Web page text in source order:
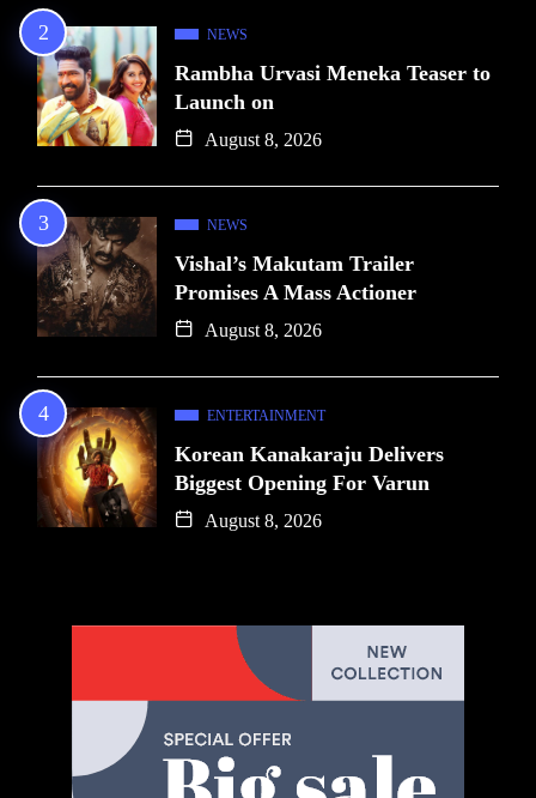
NEWS
Rambha Urvasi Meneka Teaser to
Launch on
August 8, 2026
NEWS
Vishal’s Makutam Trailer
Promises A Mass Actioner
August 8, 2026
ENTERTAINMENT
Korean Kanakaraju Delivers
Biggest Opening For Varun
August 8, 2026